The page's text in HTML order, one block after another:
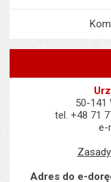
50-141
tel. +48 71
e-
Adres do e-